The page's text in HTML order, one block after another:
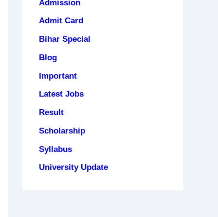
Admission
Admit Card
Bihar Special
Blog
Important
Latest Jobs
Result
Scholarship
Syllabus
University Update